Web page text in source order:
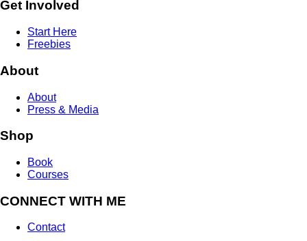
Get Involved
Start Here
Freebies
About
About
Press & Media
Shop
Book
Courses
CONNECT WITH ME
Contact